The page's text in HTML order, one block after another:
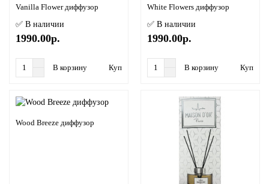
Vanilla Flower диффузор
✅ В наличии
1990.00р.
В корзину Купить в 1 клик
White Flowers диффузор
✅ В наличии
1990.00р.
В корзину Купить
Wood Breeze диффузор